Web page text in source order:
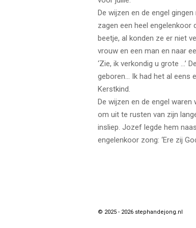
De wijzen en de engel
zagen een heel engelenkoor
beetje, al konden ze er niet
vrouw en een man en naar
‘Zie, ik verkondig u grote …’
geboren… Ik had het al eens
Kerstkind.
De wijzen en de engel waren
om uit te rusten van zijn
insliep. Jozef legde hem
engelenkoor zong: ‘Ere zij
© 2025 - 2026 stephandejong.nl